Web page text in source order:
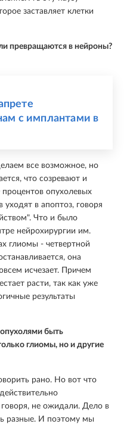
заставляет клетки
превращаются в нейроны?
с имплантами в
все возможное, но
что созревают и
опухолевых
в апоптоз, говоря
Что и было
нейрохирургии им.
глиомы - четвертной
она
исчезает. Причем
расти, так как уже
результаты
быть
глиомы, но и другие
рано. Но вот что
не ожидали. Дело в
разные. И поэтому мы